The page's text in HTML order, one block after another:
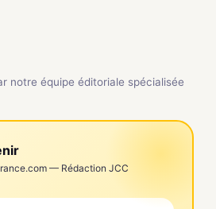
notre équipe éditoriale spécialisée
— Rédaction JCC